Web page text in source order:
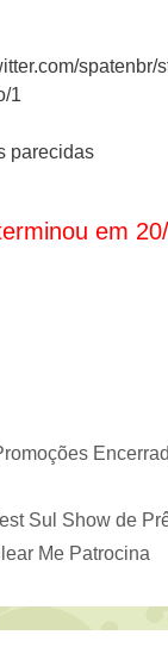
spatenbr/
1
parecidas
em
Sul Show de
Me Patrocina